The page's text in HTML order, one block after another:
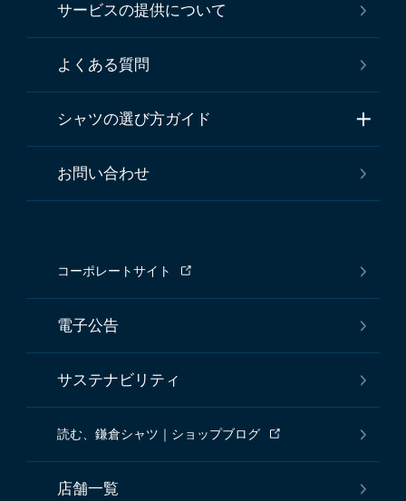
サービスの提供について
よくある質問
シャツの選び方ガイド
お問い合わせ
コーポレートサイト
電子公告
サステナビリティ
読む、鎌倉シャツ｜ショップブログ
店舗一覧